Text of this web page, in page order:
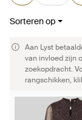
Sorteren op
Aan Lyst
van invloed zijn
zoekopdracht.
rangschikken,